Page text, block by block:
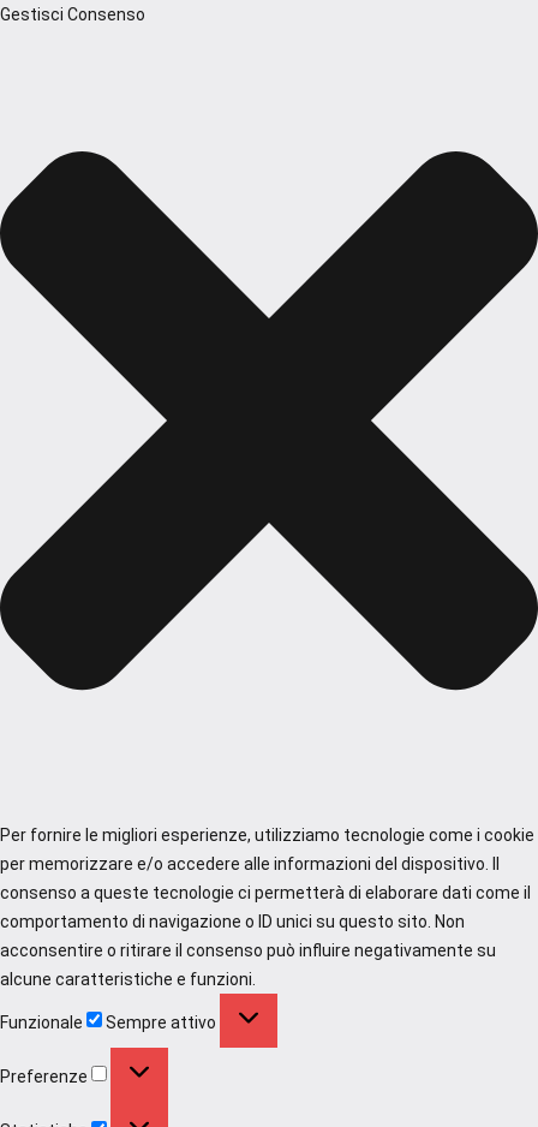
Gestisci Consenso
Per fornire le migliori esperienze, utilizziamo tecnologie come i cookie
per memorizzare e/o accedere alle informazioni del dispositivo. Il
consenso a queste tecnologie ci permetterà di elaborare dati come il
comportamento di navigazione o ID unici su questo sito. Non
acconsentire o ritirare il consenso può influire negativamente su
alcune caratteristiche e funzioni.
Funzionale Sempre attivo
Preferenze